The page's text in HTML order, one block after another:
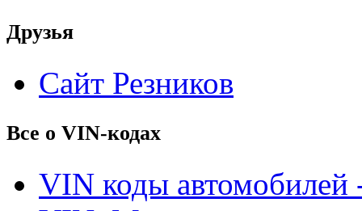
Друзья
Сайт Резников
Все о VIN-кодах
VIN коды автомобилей